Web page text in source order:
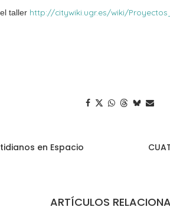
taller http://citywiki.ugr.es/wiki/
en Espacio
ARTÍCULOS